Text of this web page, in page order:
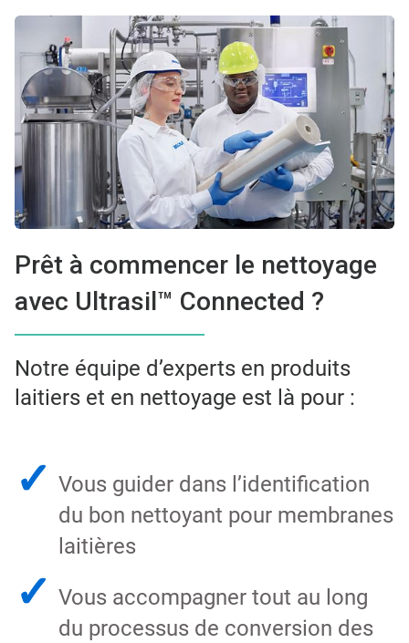
Prêt à commencer le nettoyage
avec Ultrasil™ Connected ?
Notre équipe d’experts en produits
laitiers et en nettoyage est là pour :
✓ Vous guider dans l’identification
du bon nettoyant pour membranes
laitières
✓ Vous accompagner tout au long
du processus de conversion des